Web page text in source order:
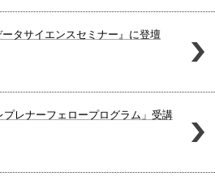
タサイエンスセミナー』に登壇
レナーフェロープログラム」受講